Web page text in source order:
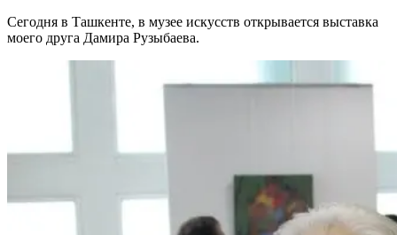
Сегодня в Ташкенте, в музее искусств открывается выставка
моего друга Дамира Рузыбаева.